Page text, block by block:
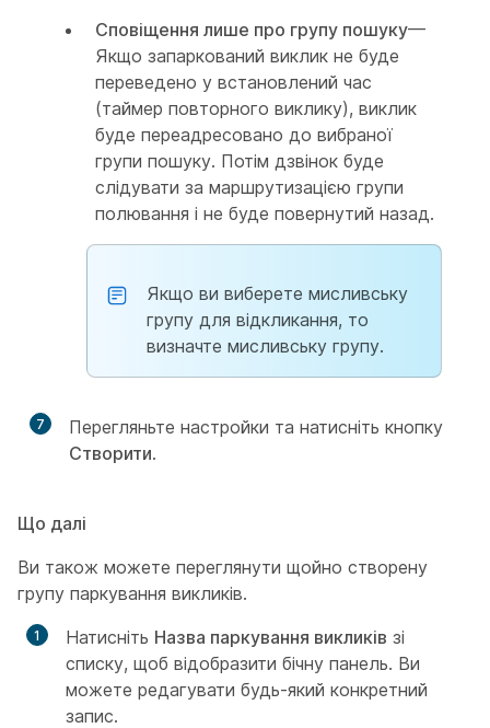
Сповіщення лише про групу пошуку—
Якщо запаркований виклик не буде
переведено у встановлений час
(таймер повторного виклику), виклик
буде переадресовано до вибраної
групи пошуку. Потім дзвінок буде
слідувати за маршрутизацією групи
полювання і не буде повернутий назад.
Якщо ви виберете мисливську
групу для відкликання, то
визначте мисливську групу.
7
Перегляньте настройки та натисніть кнопку
Створити.
Що далі
Ви також можете переглянути щойно створену
групу паркування викликів.
Натисніть Назва паркування викликів зі
списку, щоб відобразити бічну панель. Ви
можете редагувати будь-який конкретний
запис.